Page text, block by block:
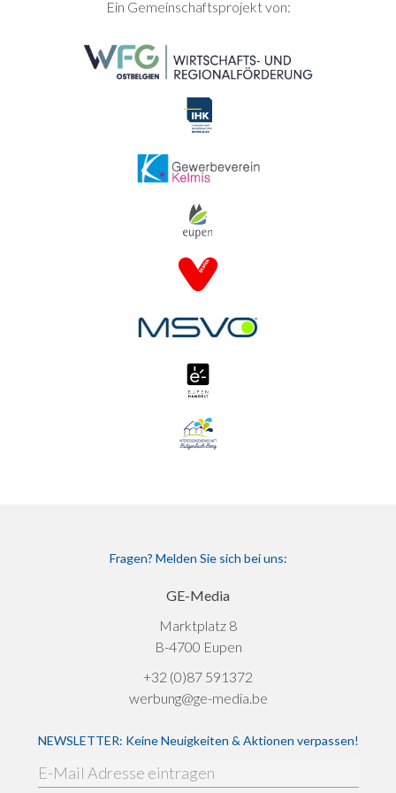
SEITENFUSSEin Gemeinschaftsprojekt von:
Fragen? Melden Sie sich bei uns:
GE-Media
Marktplatz 8
B-4700 Eupen
+32 (0)87 591372
werbung@ge-media.be
NEWSLETTER: Keine Neuigkeiten & Aktionen verpassen!